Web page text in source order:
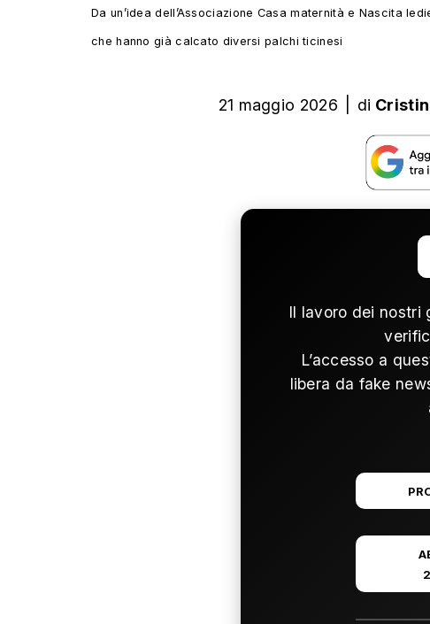
Da un’idea dell’Associazione Casa maternità e Nascita
che hanno già calcato diversi palchi ticinesi
21 maggio 2026 di
Il lavoro dei nostri
L’accesso a
libera da fake